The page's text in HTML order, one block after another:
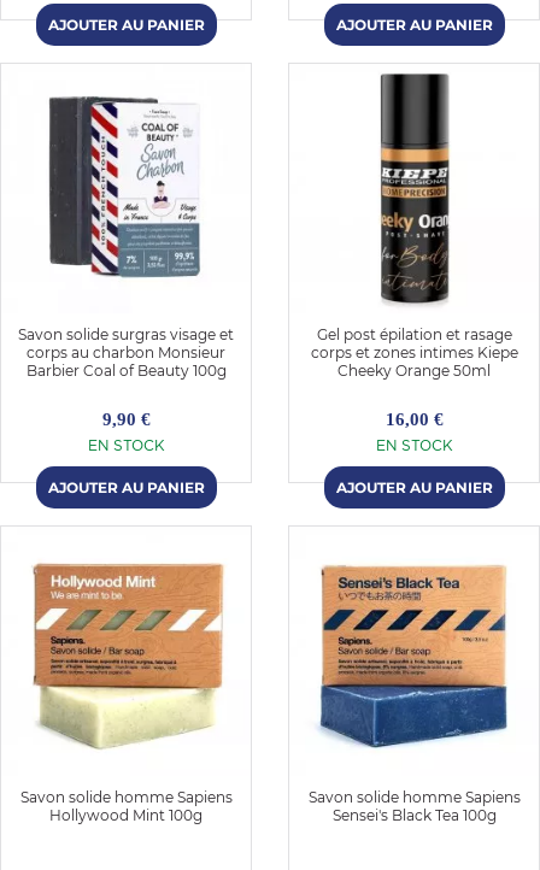
Savon solide surgras visage et
corps au charbon Monsieur
Barbier Coal of Beauty 100g
9,90 €
EN STOCK
Gel post épilation et rasage
corps et zones intimes Kiepe
Cheeky Orange 50ml
16,00 €
EN STOCK
Savon solide homme Sapiens
Hollywood Mint 100g
Savon solide homme Sapiens
Sensei's Black Tea 100g